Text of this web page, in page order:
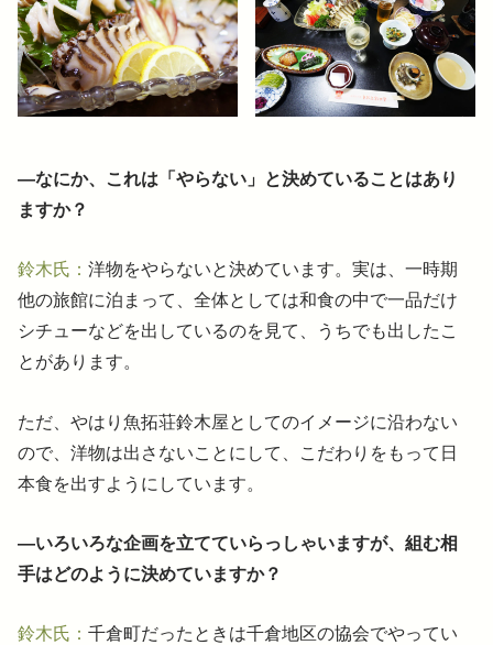
―なにか、これは「やらない」と決めていることはあり
ますか？
鈴木氏：洋物をやらないと決めています。実は、一時期
他の旅館に泊まって、全体としては和食の中で一品だけ
シチューなどを出しているのを見て、うちでも出したこ
とがあります。
ただ、やはり魚拓荘鈴木屋としてのイメージに沿わない
ので、洋物は出さないことにして、こだわりをもって日
本食を出すようにしています。
―いろいろな企画を立てていらっしゃいますが、組む相
手はどのように決めていますか？
鈴木氏：千倉町だったときは千倉地区の協会でやってい